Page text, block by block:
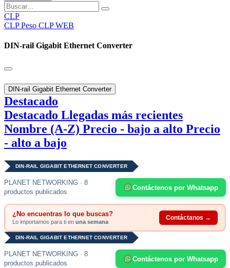
CLP
CLP Peso CLP WEB
DIN-rail Gigabit Ethernet Converter
DIN-rail Gigabit Ethernet Converter
Destacado
Destacado Llegadas más recientes
Nombre (A-Z) Precio - bajo a alto Precio
- alto a bajo
DIN-RAIL GIGABIT ETHERNET CONVERTER
PLANET NETWORKING · 8
productos publicados
Contáctenos por Whatsapp
¿No encuentras lo que buscas?
Lo importamos para ti en una semana
Contáctanos →
DIN-RAIL GIGABIT ETHERNET CONVERTER
PLANET NETWORKING · 8
productos publicados
Contáctenos por Whatsapp